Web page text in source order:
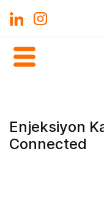
Enjeksiyon
Connected